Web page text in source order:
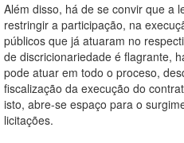
Além disso, há de se convir que a
restringir a participação, na
públicos que já atuaram no
de discricionariedade é flagrante,
pode atuar em todo o proceso,
fiscalização da execução do
isto, abre-se espaço para o
licitações.